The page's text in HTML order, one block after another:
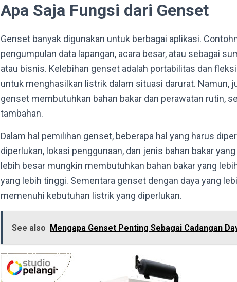
Apa Saja Fungsi dari Genset
Genset banyak digunakan untuk berbagai aplikasi.
pengumpulan data lapangan, acara besar, atau sebagai
atau bisnis. Kelebihan genset adalah portabilitas dan
untuk menghasilkan listrik dalam situasi darurat. Namun,
genset membutuhkan bahan bakar dan perawatan rutin,
tambahan.
Dalam hal pemilihan genset, beberapa hal yang harus
diperlukan, lokasi penggunaan, dan jenis bahan bakar
lebih besar mungkin membutuhkan bahan bakar yang
yang lebih tinggi. Sementara genset dengan daya yang
memenuhi kebutuhan listrik yang diperlukan.
See also Mengapa Genset Penting Sebagai Cadangan